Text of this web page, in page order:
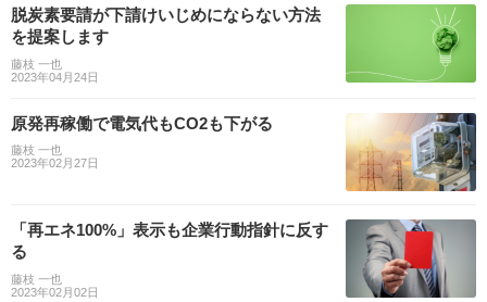
脱炭素要請が下請けいじめにならない方法
を提案します
藤枝 一也
2023年04月24日
原発再稼働で電気代もCO2も下がる
藤枝 一也
2023年02月27日
「再エネ100%」表示も企業行動指針に反す
る
藤枝 一也
2023年02月02日